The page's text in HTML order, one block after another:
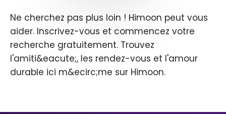
Ne cherchez pas plus loin ! Himoon peut vous
aider. Inscrivez-vous et commencez votre
recherche gratuitement. Trouvez
l'amiti&eacute;, les rendez-vous et l'amour
durable ici m&ecirc;me sur Himoon.